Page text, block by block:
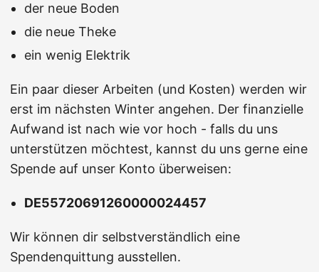
der neue Boden
die neue Theke
ein wenig Elektrik
Ein paar dieser Arbeiten (und Kosten) werden wir
erst im nächsten Winter angehen. Der finanzielle
Aufwand ist nach wie vor hoch - falls du uns
unterstützen möchtest, kannst du uns gerne eine
Spende auf unser Konto überweisen:
DE55720691260000024457
Wir können dir selbstverständlich eine
Spendenquittung ausstellen.